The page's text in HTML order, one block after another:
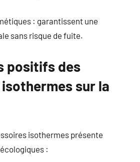
: garantissent une
sans risque de fuite.
positifs des
sur la
isothermes présente
: